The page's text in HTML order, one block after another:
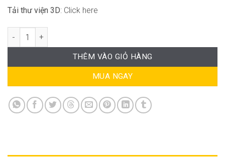
Tải thư viện 3D: Click here
Wabu sofa FM-WC667 số lượng
THÊM VÀO GIỎ HÀNG
MUA NGAY